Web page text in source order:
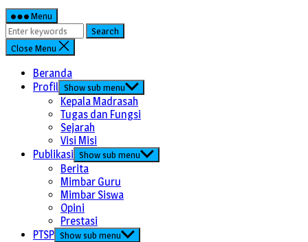
Menu
Search
Close Menu
Beranda
Profil Show sub menu
Kepala Madrasah
Tugas dan Fungsi
Sejarah
Visi Misi
Publikasi Show sub menu
Berita
Mimbar Guru
Mimbar Siswa
Opini
Prestasi
PTSP Show sub menu